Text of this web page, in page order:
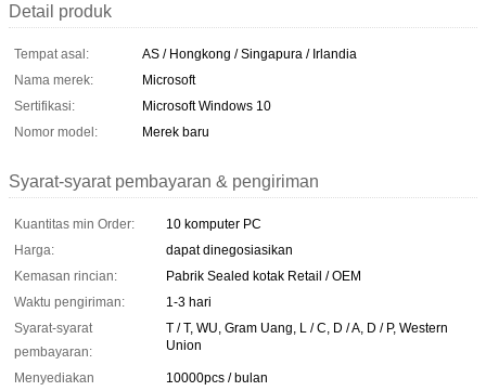
Detail produk
Tempat asal:
AS / Hongkong / Singapura / Irlandia
Nama merek:
Microsoft
Sertifikasi:
Microsoft Windows 10
Nomor model:
Merek baru
Syarat-syarat pembayaran & pengiriman
Kuantitas min Order:
10 komputer PC
Harga:
dapat dinegosiasikan
Kemasan rincian:
Pabrik Sealed kotak Retail / OEM
Waktu pengiriman:
1-3 hari
Syarat-syarat
pembayaran:
T / T, WU, Gram Uang, L / C, D / A, D / P, Western
Union
Menyediakan
10000pcs / bulan